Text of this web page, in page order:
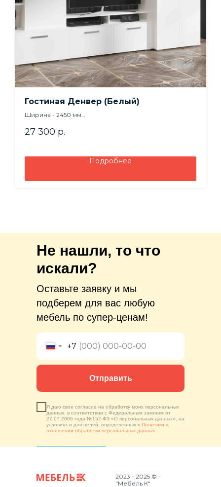
Гостиная Денвер (Белый)
Ширина - 2450 мм
Глубина -470 мм
27 300 р.
Подробнее
Не нашли, то что
искали?
Оставьте заявку и мы
подберем для вас любую
мебель по супер-ценам!
+7
Я даю свое согласие на обработку моих персональных
данных, в соответствии с Федеральным законом от
27.07.2006 года №152-ФЗ «О персональных данных», на
условиях и для целей, определенных в Политики в
отношении обработки персональных данных
Отправить
2023 - 2025 © -
"Мебель К"